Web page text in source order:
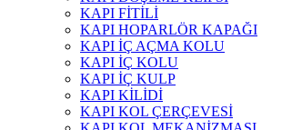
KAPI FİTİLİ
KAPI HOPARLÖR KAPAĞI
KAPI İÇ AÇMA KOLU
KAPI İÇ KOLU
KAPI İÇ KULP
KAPI KİLİDİ
KAPI KOL ÇERÇEVESİ